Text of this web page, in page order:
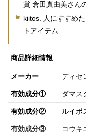
賞 倉田真由美さん
kiitos. 人にすすめ
トアイテム
商品詳細情報
メーカー ディセ
有効成分① ダマス
有効成分② ルイボ
有効成分③
コウキ